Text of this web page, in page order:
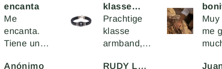
klasse
armband
Prachtige
klasse
armband,ik
RUDY LENAERTS
bonita
Muy bonita,
me gusta
mucho
Juan Jose Morillo Martínez
!!!
en